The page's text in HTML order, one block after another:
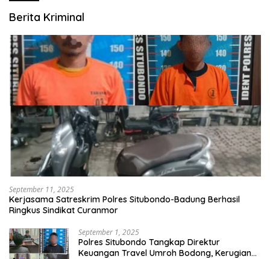
Berita Kriminal
September 11, 2025
Kerjasama Satreskrim Polres Situbondo-Badung Berhasil
Ringkus Sindikat Curanmor
September 1, 2025
Polres Situbondo Tangkap Direktur
Keuangan Travel Umroh Bodong, Kerugian